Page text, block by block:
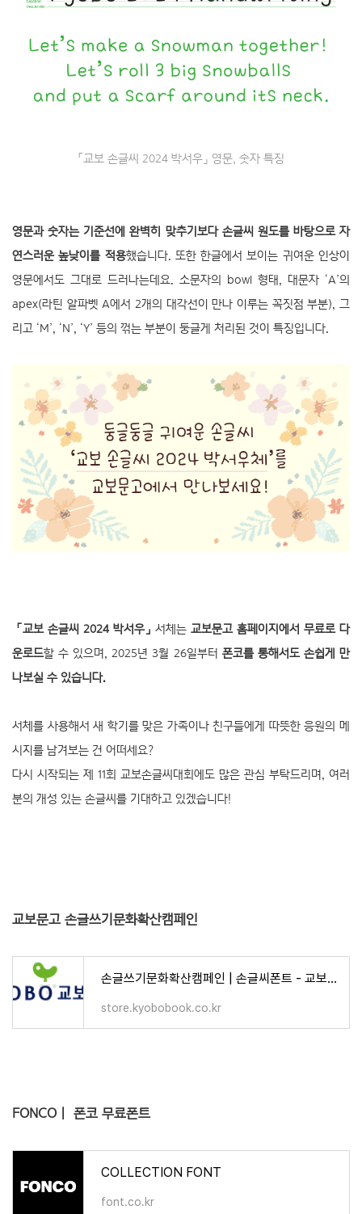
「교보 손글씨 2024 박서우」 영문, 숫자 특징
영문과 숫자는 기준선에 완벽히 맞추기보다 손글씨 원도를 바탕으로 자
연스러운 높낮이를 적용했습니다. 또한 한글에서 보이는 귀여운 인상이
영문에서도 그대로 드러나는데요. 소문자의 bowl 형태, 대문자 ‘A’의
apex(라틴 알파벳 A에서 2개의 대각선이 만나 이루는 꼭짓점 부분), 그
리고 ‘M’, ‘N’, ‘Y’ 등의 꺾는 부분이 둥글게 처리된 것이 특징입니다.
「교보 손글씨 2024 박서우」 서체는교보문고 홈페이지에서 무료로 다
운로드할 수 있으며, 2025년 3월 26일부터 폰코를 통해서도 손쉽게 만
나보실 수 있습니다.
서체를 사용해서 새 학기를 맞은 가족이나 친구들에게 따뜻한 응원의 메
시지를 남겨보는 건 어떠세요?
다시 시작되는 제 11회 교보손글씨대회에도 많은 관심 부탁드리며, 여러
분의 개성 있는 손글씨를 기대하고 있겠습니다!
교보문고 손글쓰기문화확산캠페인
손글쓰기문화확산캠페인 | 손글씨폰트 - 교보문고
store.kyobobook.co.kr
FONCO | 폰코 무료폰트
COLLECTION FONT
font.co.kr